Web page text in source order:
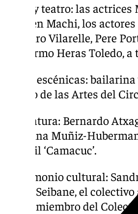
-Cine y teatro: las
Carmen Machi, los
Loureiro Vilarelle, Pere
Guillermo Heras Toledo,
-Artes escénicas:
Centro de las Artes del
-Literatura: Bernardo
Angelina Muñiz-
infantil ‘Camacuc’.
-Patrimonio cultural:
Sousa Seibane, el
Olmo, miembro del